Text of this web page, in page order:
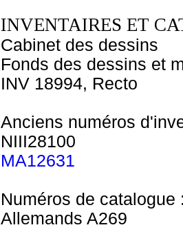
INVENTAIRES ET
Cabinet des dessins
Fonds des dessins et
INV 18994, Recto
Anciens numéros
NIII28100
MA12631
Numéros de catalogue
Allemands A269